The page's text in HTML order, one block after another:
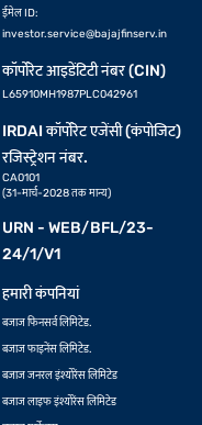
ईमेल ID:
investor.service@bajajfinserv.in
कॉर्पोरेट आइडेंटिटी नंबर (CIN)
L65910MH1987PLC042961
IRDAI कॉर्पोरेट एजेंसी (कंपोजिट)
रजिस्ट्रेशन नंबर.
CA0101
(31-मार्च-2028 तक मान्य)
URN - WEB/BFL/23-
24/1/V1
हमारी कंपनियां
बजाज फिनसर्व लिमिटेड.
बजाज फाइनेंस लिमिटेड.
बजाज जनरल इंश्योरेंस लिमिटेड
बजाज लाइफ इंश्योरेंस लिमिटेड